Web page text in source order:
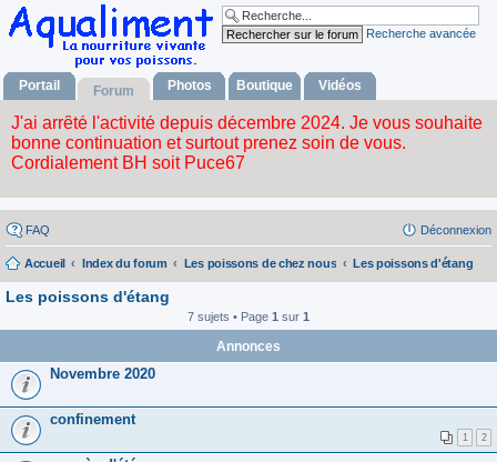
Recherche avancée
Portail Forum Photos Boutique Vidéos
FAQ Déconnexion
Accueil Index du forum Les poissons de chez nous Les poissons d'étang
Les poissons d'étang
7 sujets • Page 1 sur 1
Annonces
Novembre 2020
confinement
1 2